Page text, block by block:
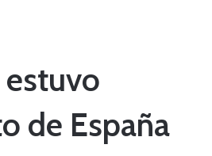
estuvo
de España